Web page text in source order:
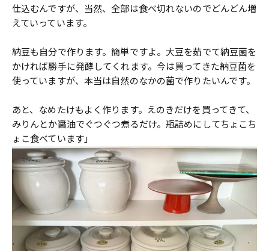
仕込むんですが、当然、全部は食べ切れないのでどんどん増
えていっています。
納豆も自分で作ります。簡単ですよ。大豆を茹でて納豆菌を
かければ勝手に発酵してくれます。今は買ってきた納豆菌を
使っていますが、本当は自然のなかの菌で作りたいんです。
あと、なめたけもよく作ります。えのきだけを買ってきて、
みりんとか醤油でぐつぐつ煮るだけ。瓶詰めにしてちょこち
ょこ食べています」